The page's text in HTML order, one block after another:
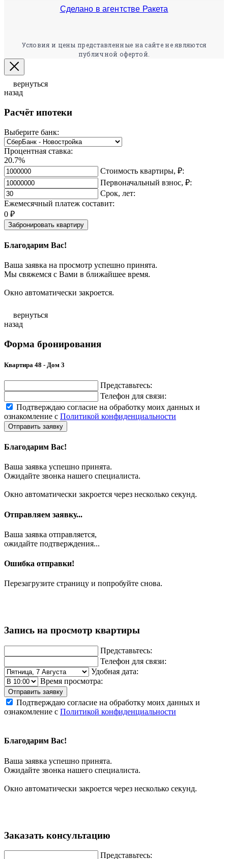
Сделано в агентстве Ракета
Условия и цены представленные на сайте не являются
публичной офертой.
вернуться
назад
Расчёт ипотеки
Выберите банк:
Процентная ставка:
20.7%
Стоимость квартиры, ₽:
Первоначальный взнос, ₽:
Срок, лет:
Ежемесячный платеж составит:
0 ₽
Забронировать квартиру
Благодарим Вас!
Ваша заявка на просмотр успешно принята.
Мы свяжемся с Вами в ближайшее время.
Окно автоматически закроется.
вернуться
назад
Форма бронирования
Квартира 48 - Дом 3
Представьтесь:
Телефон для связи:
Подтверждаю согласие на обработку моих данных и
ознакомление с Политикой конфиденциальности
Отправить заявку
Благодарим Вас!
Ваша заявка успешно принята.
Ожидайте звонка нашего специалиста.
Окно автоматически закроется через несколько секунд.
Отправляем заявку...
Ваша заявка отправляется,
ожидайте подтверждения...
Ошибка отправки!
Перезагрузите страницу и попробуйте снова.
Запись на просмотр квартиры
Представьтесь:
Телефон для связи:
Удобная дата:
Время просмотра:
Отправить заявку
Подтверждаю согласие на обработку моих данных и
ознакомление с Политикой конфиденциальности
Благодарим Вас!
Ваша заявка успешно принята.
Ожидайте звонка нашего специалиста.
Окно автоматически закроется через несколько секунд.
Заказать консультацию
Представьтесь: